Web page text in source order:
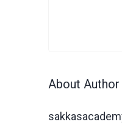
About Author